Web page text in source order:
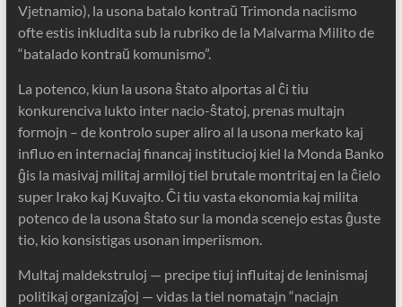
Vjetnamio), la usona batalo kontraŭ Trimonda naciismo
ofte estis inkludita sub la rubriko de la Malvarma Milito de
“batalado kontraŭ komunismo”.
La potenco, kiun la usona ŝtato alportas al ĉi tiu
konkurenciva lukto inter nacio-ŝtatoj, prenas multajn
formojn – de kontrolo super aliro al la usona merkato kaj
influo en internaciaj financaj institucioj kiel la Monda Banko
ĝis la masivaj militaj armiloj tiel brutale montritaj en la ĉielo
super Irako kaj Kuvajto. Ĉi tiu vasta ekonomia kaj milita
potenco de la usona ŝtato sur la monda scenejo estas ĝuste
tio, kio konsistigas usonan imperiismon.
Multaj maldekstruloj — precipe tiuj influitaj de leninismaj
politikaj organizaĵoj — vidas la tiel nomatajn “naciajn